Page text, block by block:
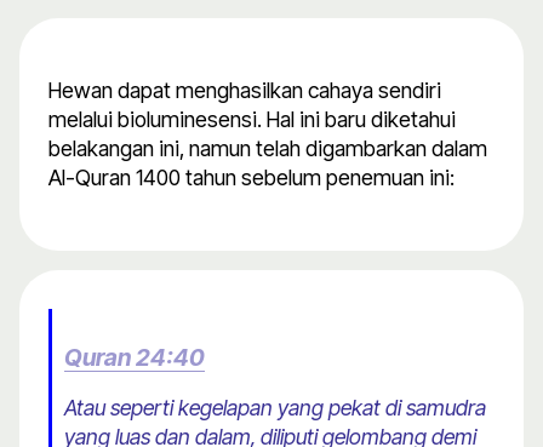
Hewan dapat menghasilkan cahaya sendiri
melalui bioluminesensi. Hal ini baru diketahui
belakangan ini, namun telah digambarkan dalam
Al-Quran 1400 tahun sebelum penemuan ini:
Quran 24:40
Atau seperti kegelapan yang pekat di samudra
yang luas dan dalam, diliputi gelombang demi